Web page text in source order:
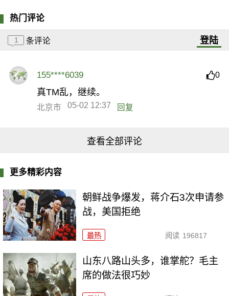
热门评论
1 条评论 登陆
155****6039 0
真TM乱，继续。
北京市 05-02 12:37 回复
查看全部评论
更多精彩内容
朝鲜战争爆发，蒋介石3次申请参
战，美国拒绝
最热 阅读 196817
山东八路山头多，谁掌舵？毛主
席的做法很巧妙